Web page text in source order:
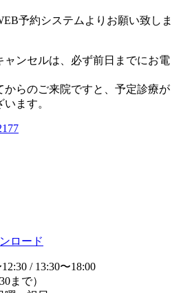
予約システムよりお願い致しま
ャンセルは、必ず前日までにお電
からのご来院ですと、予定診療が
ます。
ロード
/ 13:30〜18:00
まで）